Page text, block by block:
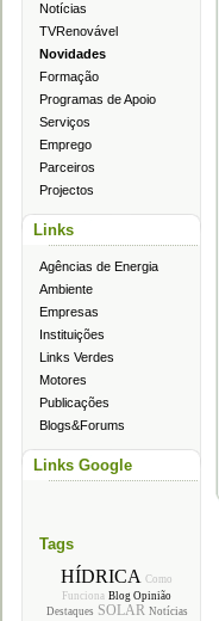
Notícias
TVRenovável
Novidades
Formação
Programas de Apoio
Serviços
Emprego
Parceiros
Projectos
Links
Agências de Energia
Ambiente
Empresas
Instituições
Links Verdes
Motores
Publicações
Blogs&Forums
Links Google
Tags
HÍDRICA Como
Funciona Blog Opinião
Destaques SOLAR Notícias